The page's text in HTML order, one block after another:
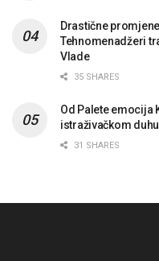
Drastične
Tehnomenadžeri
Vlade
35 SHARES
Od Palete emocija
istraživačkom duhu
31 SHARES